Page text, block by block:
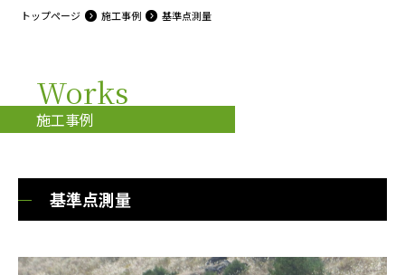
トップページ 施工事例 基準点測量
Works
施工事例
基準点測量